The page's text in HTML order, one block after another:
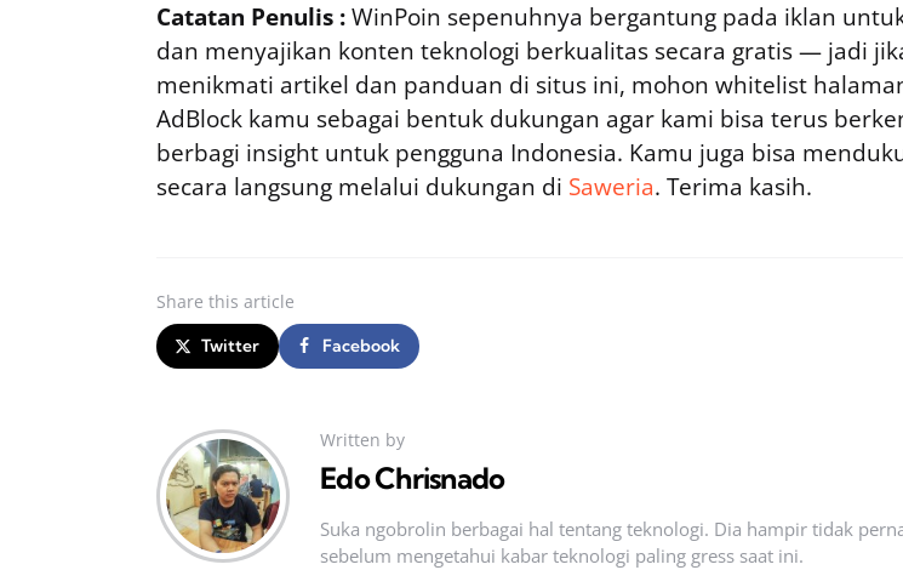
Catatan Penulis :WinPoin sepenuhnya bergantung pada iklan
dan menyajikan konten teknologi berkualitas secara gratis — jadi
menikmati artikel dan panduan di situs ini, mohon whitelist
AdBlock kamu sebagai bentuk dukungan agar kami bisa terus
berbagi insight untuk pengguna Indonesia. Kamu juga bisa
secara langsung melalui dukungan di Saweria. Terima kasih.
Share this article
Twitter Facebook
Written by
Edo Chrisnado
Suka ngobrolin berbagai hal tentang teknologi. Dia hampir tidak
sebelum mengetahui kabar teknologi paling gress saat ini.